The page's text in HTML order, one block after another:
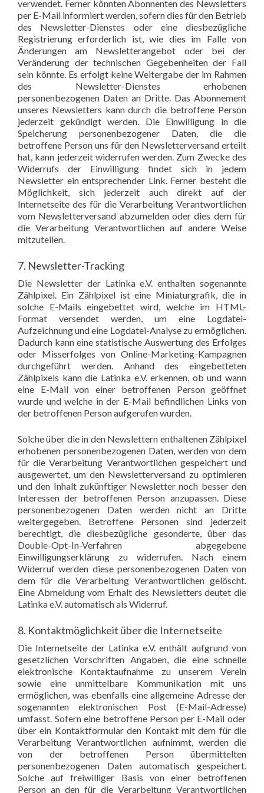
verwendet. Ferner könnten Abonnenten des Newsletters
per E-Mail informiert werden, sofern dies für den Betrieb
des Newsletter-Dienstes oder eine diesbezügliche
Registrierung erforderlich ist, wie dies im Falle von
Änderungen am Newsletterangebot oder bei der
Veränderung der technischen Gegebenheiten der Fall
sein könnte. Es erfolgt keine Weitergabe der im Rahmen
des Newsletter-Dienstes erhobenen
personenbezogenen Daten an Dritte. Das Abonnement
unseres Newsletters kann durch die betroffene Person
jederzeit gekündigt werden. Die Einwilligung in die
Speicherung personenbezogener Daten, die die
betroffene Person uns für den Newsletterversand erteilt
hat, kann jederzeit widerrufen werden. Zum Zwecke des
Widerrufs der Einwilligung findet sich in jedem
Newsletter ein entsprechender Link. Ferner besteht die
Möglichkeit, sich jederzeit auch direkt auf der
Internetseite des für die Verarbeitung Verantwortlichen
vom Newsletterversand abzumelden oder dies dem für
die Verarbeitung Verantwortlichen auf andere Weise
mitzuteilen.
7. Newsletter-Tracking
Die Newsletter der Latinka e.V. enthalten sogenannte
Zählpixel. Ein Zählpixel ist eine Miniaturgrafik, die in
solche E-Mails eingebettet wird, welche im HTML-
Format versendet werden, um eine Logdatei-
Aufzeichnung und eine Logdatei-Analyse zu ermöglichen.
Dadurch kann eine statistische Auswertung des Erfolges
oder Misserfolges von Online-Marketing-Kampagnen
durchgeführt werden. Anhand des eingebetteten
Zählpixels kann die Latinka e.V. erkennen, ob und wann
eine E-Mail von einer betroffenen Person geöffnet
wurde und welche in der E-Mail befindlichen Links von
der betroffenen Person aufgerufen wurden.
Solche über die in den Newslettern enthaltenen Zählpixel
erhobenen personenbezogenen Daten, werden von dem
für die Verarbeitung Verantwortlichen gespeichert und
ausgewertet, um den Newsletterversand zu optimieren
und den Inhalt zukünftiger Newsletter noch besser den
Interessen der betroffenen Person anzupassen. Diese
personenbezogenen Daten werden nicht an Dritte
weitergegeben. Betroffene Personen sind jederzeit
berechtigt, die diesbezügliche gesonderte, über das
Double-Opt-In-Verfahren abgegebene
Einwilligungserklärung zu widerrufen. Nach einem
Widerruf werden diese personenbezogenen Daten von
dem für die Verarbeitung Verantwortlichen gelöscht.
Eine Abmeldung vom Erhalt des Newsletters deutet die
Latinka e.V. automatisch als Widerruf.
8. Kontaktmöglichkeit über die Internetseite
Die Internetseite der Latinka e.V. enthält aufgrund von
gesetzlichen Vorschriften Angaben, die eine schnelle
elektronische Kontaktaufnahme zu unserem Verein
sowie eine unmittelbare Kommunikation mit uns
ermöglichen, was ebenfalls eine allgemeine Adresse der
sogenannten elektronischen Post (E-Mail-Adresse)
umfasst. Sofern eine betroffene Person per E-Mail oder
über ein Kontaktformular den Kontakt mit dem für die
Verarbeitung Verantwortlichen aufnimmt, werden die
von der betroffenen Person übermittelten
personenbezogenen Daten automatisch gespeichert.
Solche auf freiwilliger Basis von einer betroffenen
Person an den für die Verarbeitung Verantwortlichen